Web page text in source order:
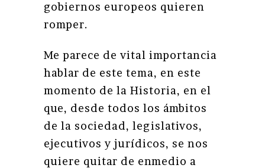
gobiernos europeos quieren
romper.
Me parece de vital importancia
hablar de este tema, en este
momento de la Historia, en el
que, desde todos los ámbitos
de la sociedad, legislativos,
ejecutivos y jurídicos, se nos
quiere quitar de enmedio a